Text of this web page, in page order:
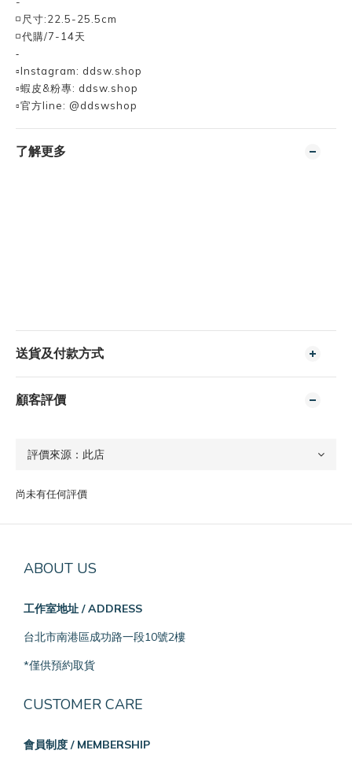
◽尺寸:22.5-25.5cm
◽代購/7-14天
-
▫️Instagram: ddsw.shop
▫️蝦皮&粉專: ddsw.shop
▫️官方line: @ddswshop
了解更多
送貨及付款方式
顧客評價
尚未有任何評價
ABOUT US
工作室地址 / ADDRESS
台北市南港區成功路一段10號2樓
*僅供預約取貨
CUSTOMER CARE
會員制度 / MEMBERSHIP